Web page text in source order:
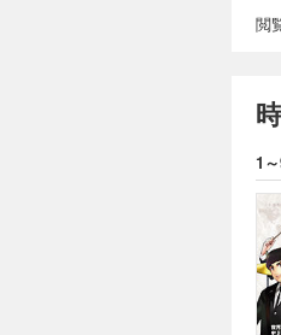
閲
1